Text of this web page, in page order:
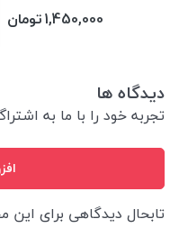
1,450,000تومان
دیدگاه ها
تجربه خود را با ما به
تابحال دیدگاهی برای